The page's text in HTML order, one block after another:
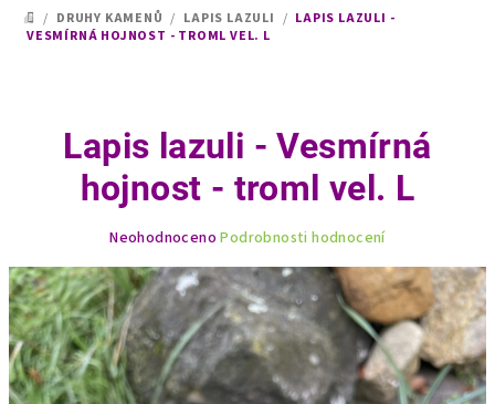
DOMŮ
/ DRUHY KAMENŮ / LAPIS LAZULI / LAPIS LAZULI -
VESMÍRNÁ HOJNOST - TROML VEL. L
Lapis lazuli - Vesmírná
hojnost - troml vel. L
produktu
je
0,0
z
5
hvězdiček.
Neohodnoceno Podrobnosti hodnocení